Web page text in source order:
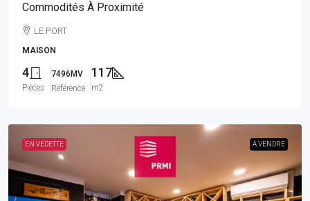
Commodités À Proximité
LE PORT
MAISON
4
Pièces
7496MV
Référence
117
m2
EN VEDETTE A VENDRE